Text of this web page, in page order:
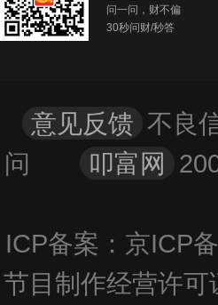
楼-2至3层103内1层A2、46号
2401-2412
问一问，财不偏
30秒问财/秒答
意见反馈 不良
问
叩富网
ICP备案：京
节目制作经营许